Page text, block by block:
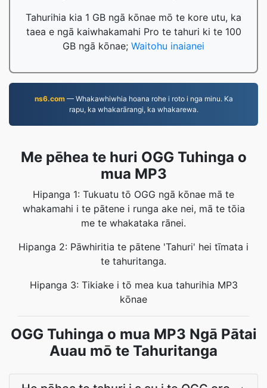
Tahurihia kia 1 GB ngā kōnae mō te kore utu, ka
taea e ngā kaiwhakamahi Pro te tahuri ki te 100
GB ngā kōnae; Waitohu inaianei
ns6.com— Whakawhiwhia hoana rohe i roto i nga minu. Ka
rapu, ka whakarārangi, ka whakarewa.
Me pēhea te huri OGG Tuhinga o
mua MP3
Hipanga 1: Tukuatu tō OGG ngā kōnae mā te
whakamahi i te pātene i runga ake nei, mā te tōia
me te whakataka rānei.
Hipanga 2: Pāwhiritia te pātene 'Tahuri' hei tīmata i
te tahuritanga.
Hipanga 3: Tikiake i tō mea kua tahurihia MP3
kōnae
OGG Tuhinga o mua MP3 Ngā Pātai
Auau mō te Tahuritanga